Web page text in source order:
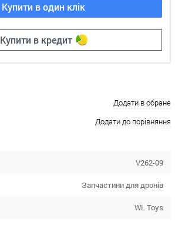
Купити в один клік
Купити в кредит
Додати в обране
Додати до порівняння
V262-09
Запчастини для дронів
WL Toys